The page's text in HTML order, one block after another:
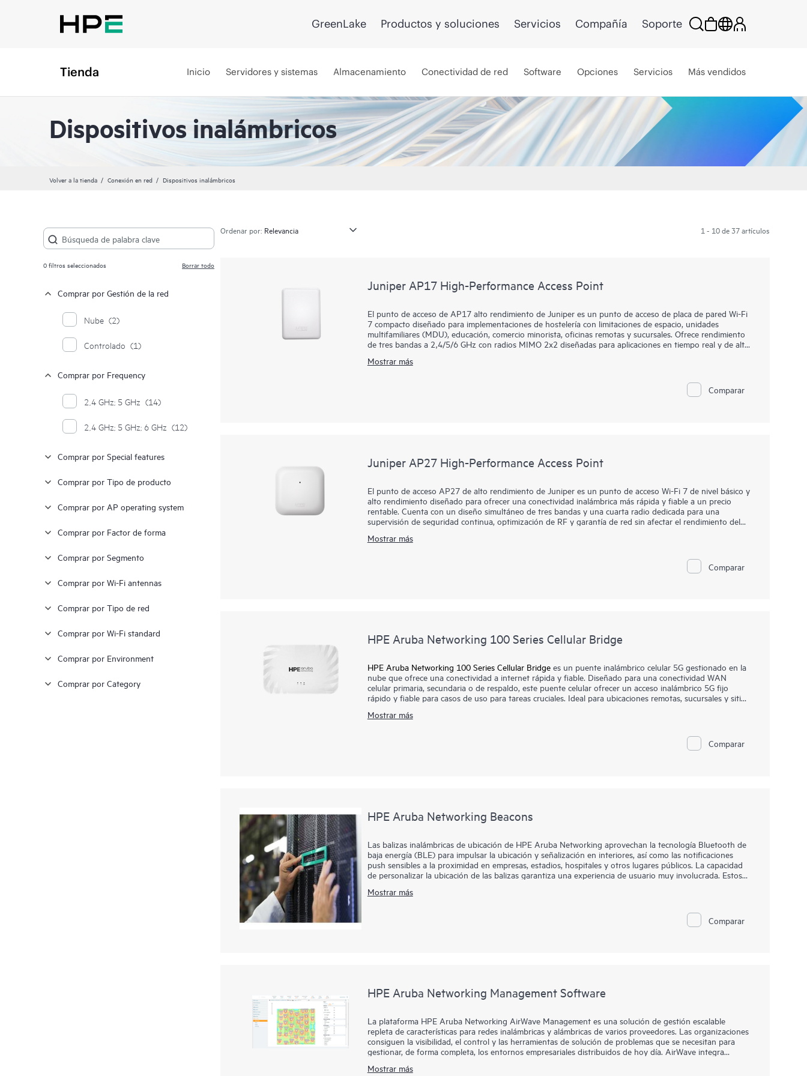
GreenLake Productos y soluciones Servicios Compañía Soporte
Tienda Inicio Servidores y sistemas Almacenamiento Conectividad de red Software Opciones Servicios Más vendidos
Dispositivos inalámbricos
Volver a la tienda Conexión en red Dispositivos inalámbricos
0filtros seleccionados Borrar todo
Comprar por Gestión de la red
Nube (2)
Controlado (1)
Comprar por Frequency
2,4 GHz; 5 GHz (14)
2,4 GHz; 5 GHz; 6 GHz (12)
Comprar por Special features
Comprar por Tipo de producto
Comprar por AP operating system
Comprar por Factor de forma
Comprar por Segmento
Comprar por Wi-Fi antennas
Comprar por Tipo de red
Comprar por Wi-Fi standard
Comprar por Environment
Comprar por Category
Ordenar por: 1 - 10 de 37 artículos
Juniper AP17 High-Performance Access Point
El punto de acceso de AP17 alto rendimiento de Juniper es un punto de acceso de placa de pared Wi-Fi
7 compacto diseñado para implementaciones de hostelería con limitaciones de espacio, unidades
multifamiliares (MDU), educación, comercio minorista, oficinas remotas y sucursales. Ofrece rendimiento
de tres bandas a 2,4/5/6 GHz con radios MIMO 2x2 diseñadas para aplicaciones en tiempo real y de alta
garantía de red, incluida la detección de vulnerabilidades, además de decisiones optimizadas sobre
garantía, automatización y autorreparación basadas en SLE, al tiempo que optimiza el día 0 al día 2 a
través de aprovisionamiento sin intervención, detección de anomalías, correlación de eventos y captura
Mostrar más
Comparar
Juniper AP27 High-Performance Access Point
El punto de acceso AP27 de alto rendimiento de Juniper es un punto de acceso Wi-Fi 7 de nivel básico y
alto rendimiento diseñado para ofrecer una conectividad inalámbrica más rápida y fiable a un precio
rentable. Cuenta con un diseño simultáneo de tres bandas y una cuarta radio dedicada para una
supervisión de seguridad continua, optimización de RF y garantía de red sin afectar el rendimiento del
permite AP27 una implementación simplificada, una gestión escalable y operaciones impulsadas por IA.
direccional, lo que hace que la AP27 familia sea adecuada para entornos empresariales, incluidos
Mostrar más
Comparar
HPE Aruba Networking 100 Series Cellular Bridge
HPE Aruba Networking 100 Series Cellular Bridgees un puente inalámbrico celular 5G gestionado en la
nube que ofrece una conectividad a internet rápida y fiable. Diseñado para una conectividad WAN
celular primaria, secundaria o de respaldo, este puente celular ofrecer un acceso inalámbrico 5G fijo
rápido y fiable para casos de uso para tareas cruciales. Ideal para ubicaciones remotas, sucursales y sitios
incluido CBRS, lo que permite servicios de internet fiables con opciones de conectividad.
Este puente celular es compatible con HPE Aruba Networking Central, que optimiza las operaciones de
TI mediante una gestión de infraestructura unificada entre redes por cable, inalámbricas y SD-WAN
Mostrar más
Comparar
HPE Aruba Networking Beacons
Las balizas inalámbricas de ubicación de HPE Aruba Networking aprovechan la tecnología Bluetooth de
baja energía (BLE) para impulsar la ubicación y señalización en interiores, así como las notificaciones
push sensibles a la proximidad en empresas, estadios, hospitales y otros lugares públicos. La capacidad
de personalizar la ubicación de las balizas garantiza una experiencia de usuario muy involucrada. Estos
pueden ser detectadas e interpretadas por dispositivos Android e iOS con aplicaciones móviles basadas
Engage. Los PA de HPE Aruba Networking con balizas de HPE Aruba Networking integradas le
Mostrar más
Comparar
HPE Aruba Networking Management Software
La plataforma HPE Aruba Networking AirWave Management es una solución de gestión escalable
repleta de características para redes inalámbricas y alámbricas de varios proveedores. Las organizaciones
consiguen la visibilidad, el control y las herramientas de solución de problemas que se necesitan para
gestionar, de forma completa, los entornos empresariales distribuidos de hoy día. AirWave integra
problemas y gestión integrales. Esto proporciona una plataforma flexible para mantener la fiabilidad y el
Mostrar más